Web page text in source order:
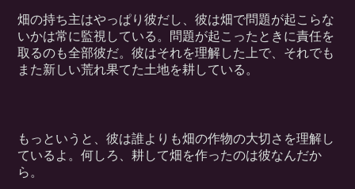
畑の持ち主はやっぱり彼だし、彼は畑で問題が起こらな
いかは常に監視している。問題が起こったときに責任を
取るのも全部彼だ。彼はそれを理解した上で、それでも
また新しい荒れ果てた土地を耕している。
もっというと、彼は誰よりも畑の作物の大切さを理解し
ているよ。何しろ、耕して畑を作ったのは彼なんだか
ら。